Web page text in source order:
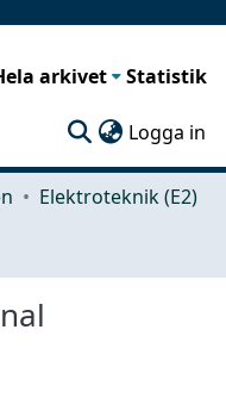
arkivet Statistik
Logga in
Elektroteknik (E2)